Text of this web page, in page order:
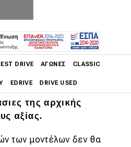
DRIVE ΑΓΏΝΕΣ CLASSIC
EDRIVE DRIVE USED
διανύουμε μια
οι μεταπωλητικές
έχουν φτάσει σε
της αρχικής
αξίας.
των μοντέλων δεν θα